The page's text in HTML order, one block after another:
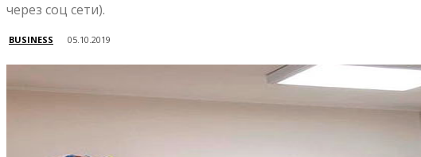
через соц сети).
BUSINESS 05.10.2019